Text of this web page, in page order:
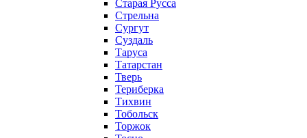
Старая Русса
Стрельна
Сургут
Суздаль
Таруса
Татарстан
Тверь
Териберка
Тихвин
Тобольск
Торжок